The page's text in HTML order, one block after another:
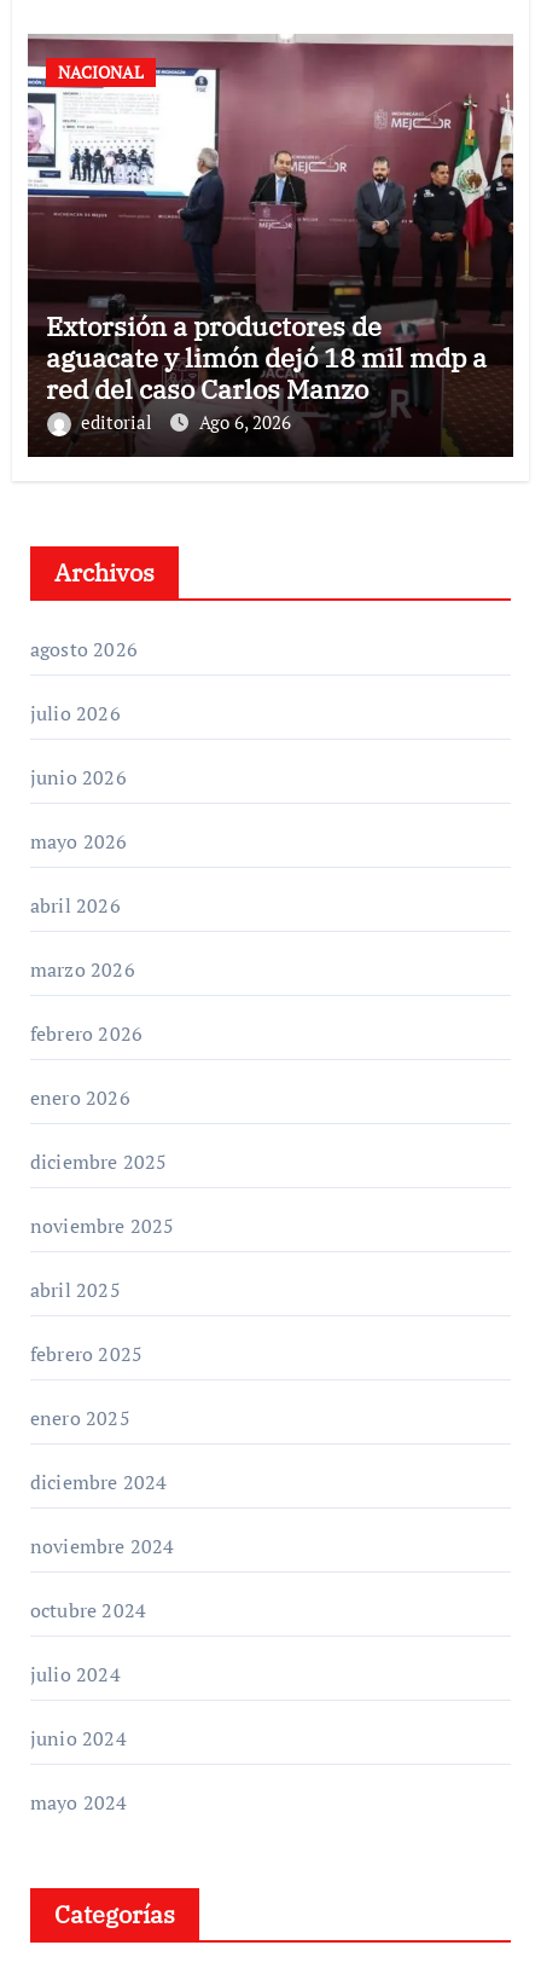
NACIONAL
Extorsión a productores de
aguacate y limón dejó 18 mil mdp a
red del caso Carlos Manzo
editorial Ago 6, 2026
Archivos
agosto 2026
julio 2026
junio 2026
mayo 2026
abril 2026
marzo 2026
febrero 2026
enero 2026
diciembre 2025
noviembre 2025
abril 2025
febrero 2025
enero 2025
diciembre 2024
noviembre 2024
octubre 2024
julio 2024
junio 2024
mayo 2024
Categorías